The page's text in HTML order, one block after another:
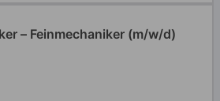
– Feinmechaniker (m/w/d)